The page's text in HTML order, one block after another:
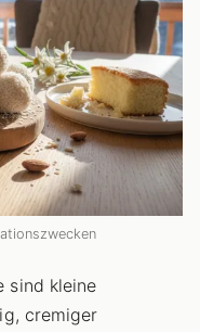
sind kleine
cremiger